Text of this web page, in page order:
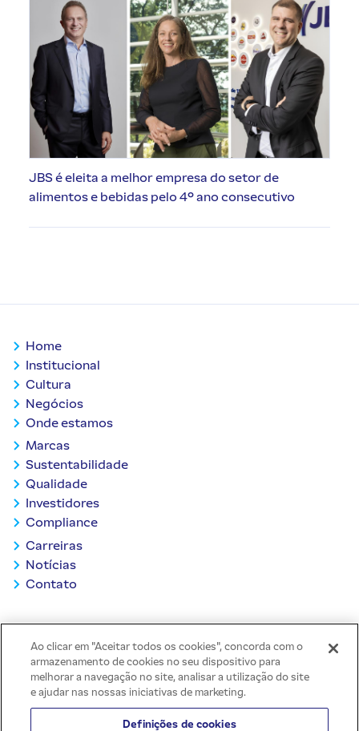
JBS é eleita a melhor empresa do setor de
alimentos e bebidas pelo 4º ano consecutivo
Home
Institucional
Cultura
Negócios
Onde estamos
Marcas
Sustentabilidade
Qualidade
Investidores
Compliance
Carreiras
Notícias
Contato
VOLTAR AO TOPO
Ao clicar em "Aceitar todos os cookies", concorda com o
armazenamento de cookies no seu dispositivo para
melhorar a navegação no site, analisar a utilização do site
e ajudar nas nossas iniciativas de marketing.
Definições de cookies